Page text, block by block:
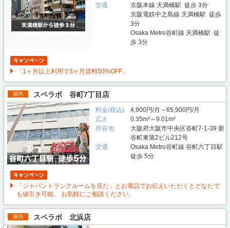
交通
京阪本線 天満橋駅 徒歩 3分
京阪電鉄中之島線 天満橋駅 徒歩
3分
Osaka Metro谷町線 天満橋駅 徒
歩 3分
「1ヶ月以上利用で3ヶ月賃料50%OFF」
屋内 スペラボ 谷町7丁目店
料金(税込)
4,900円/月～65,900円/月
広さ
0.35m²～9.01m²
所在地
大阪府大阪市中央区谷町7-1-39 新
谷町東第2ビル212号
交通
Osaka Metro谷町線 谷町六丁目駅
徒歩 5分
「ジャパントランクルームを見た」とお電話でお伝えいただくとどなたで
も値引き可能。 お気軽にご相談ください。
屋内 スペラボ 北浜店